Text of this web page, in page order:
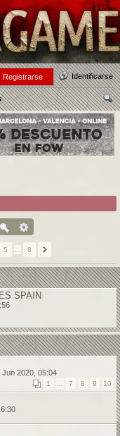
Identificarse
Registrarse
us
car
5 8
SPAIN
Jun 2020, 05:04
1 7 8 9 10